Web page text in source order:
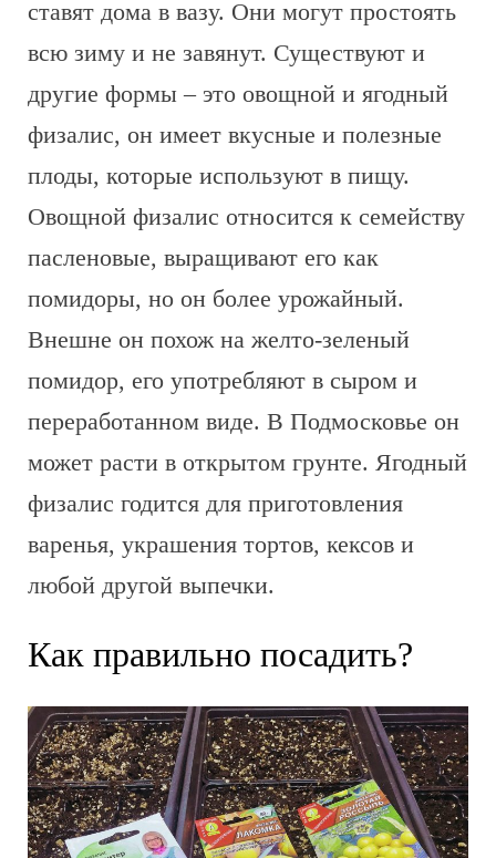
ставят дома в вазу. Они могут простоять
всю зиму и не завянут. Существуют и
другие формы – это овощной и ягодный
физалис, он имеет вкусные и полезные
плоды, которые используют в пищу.
Овощной физалис относится к семейству
пасленовые, выращивают его как
помидоры, но он более урожайный.
Внешне он похож на желто-зеленый
помидор, его употребляют в сыром и
переработанном виде. В Подмосковье он
может расти в открытом грунте. Ягодный
физалис годится для приготовления
варенья, украшения тортов, кексов и
любой другой выпечки.
Как правильно посадить?